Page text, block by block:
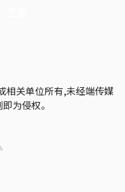
相关单位所有,未经端传媒
为侵权。